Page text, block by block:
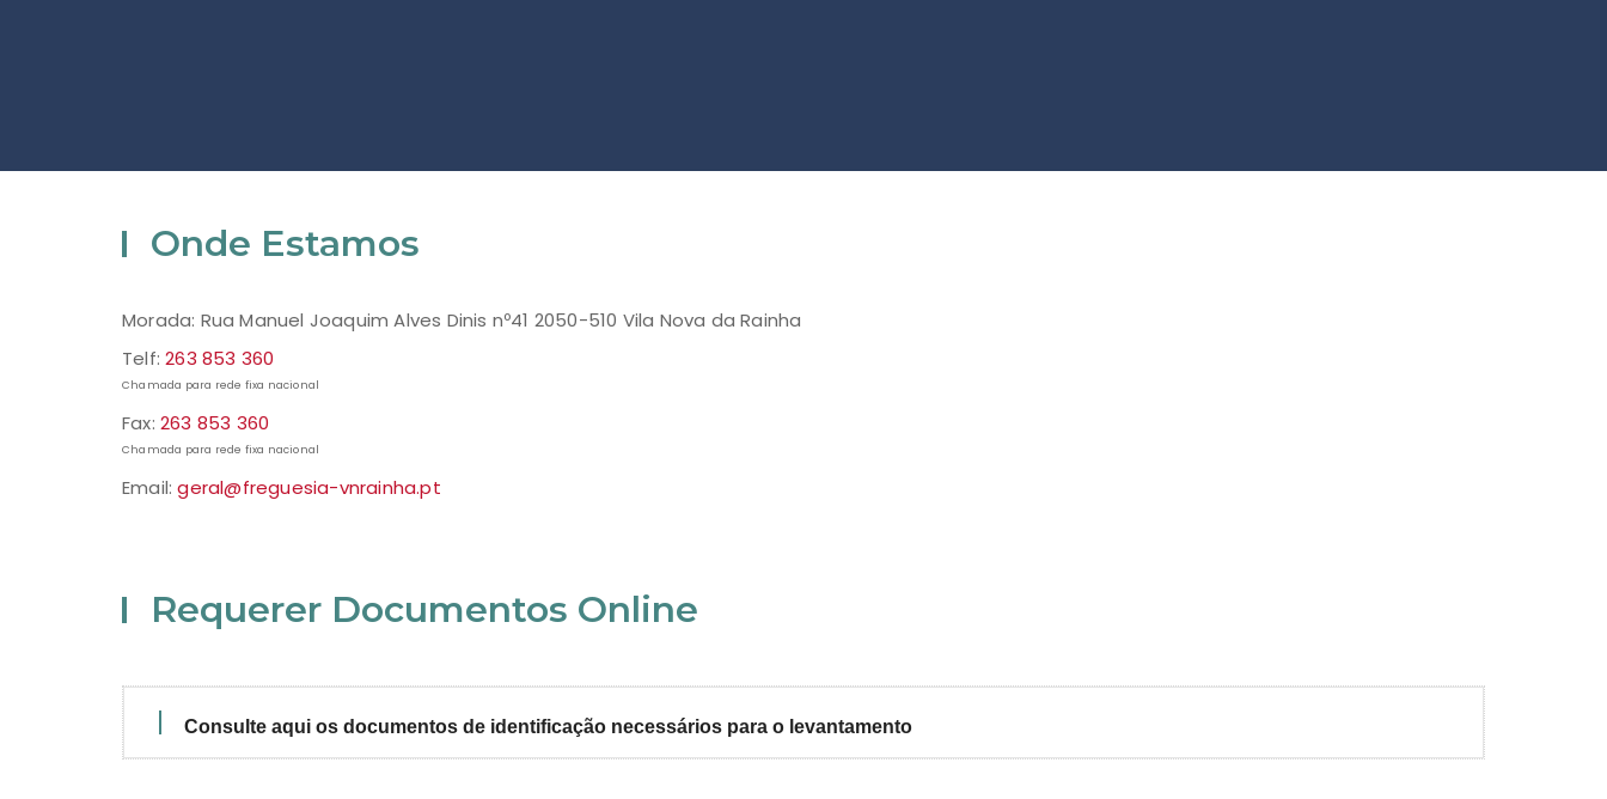
Onde Estamos
Morada: Rua Manuel Joaquim Alves Dinis nº41 2050-510 Vila Nova da Rainha
Telf:263 853 360
Chamada para rede fixa nacional
Fax: 263 853 360
Chamada para rede fixa nacional
Email:geral@freguesia-vnrainha.pt
Requerer Documentos Online
Consulte aqui os documentos de identificação necessários para o levantamento